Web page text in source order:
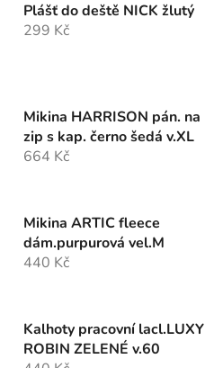
Plášť do deště NICK žlutý
299 Kč
Mikina HARRISON pán. na
zip s kap. černo šedá v.XL
664 Kč
Mikina ARTIC fleece
dám.purpurová vel.M
440 Kč
Kalhoty pracovní lacl.LUXY
ROBIN ZELENÉ v.60